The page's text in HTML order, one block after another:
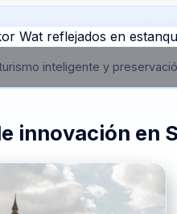
inteligente y
innovación en